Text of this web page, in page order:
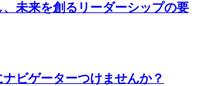
未来を創るリーダーシップの要
ビゲーターつけませんか？